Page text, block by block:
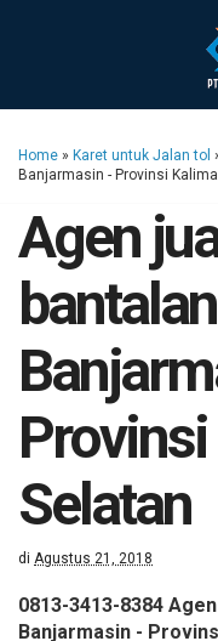
Home » Karet untuk Jalan tol
Banjarmasin - Provinsi
Agen
Selatan
di Agustus 21, 2018
0813-3413-8384
Banjarmasin -